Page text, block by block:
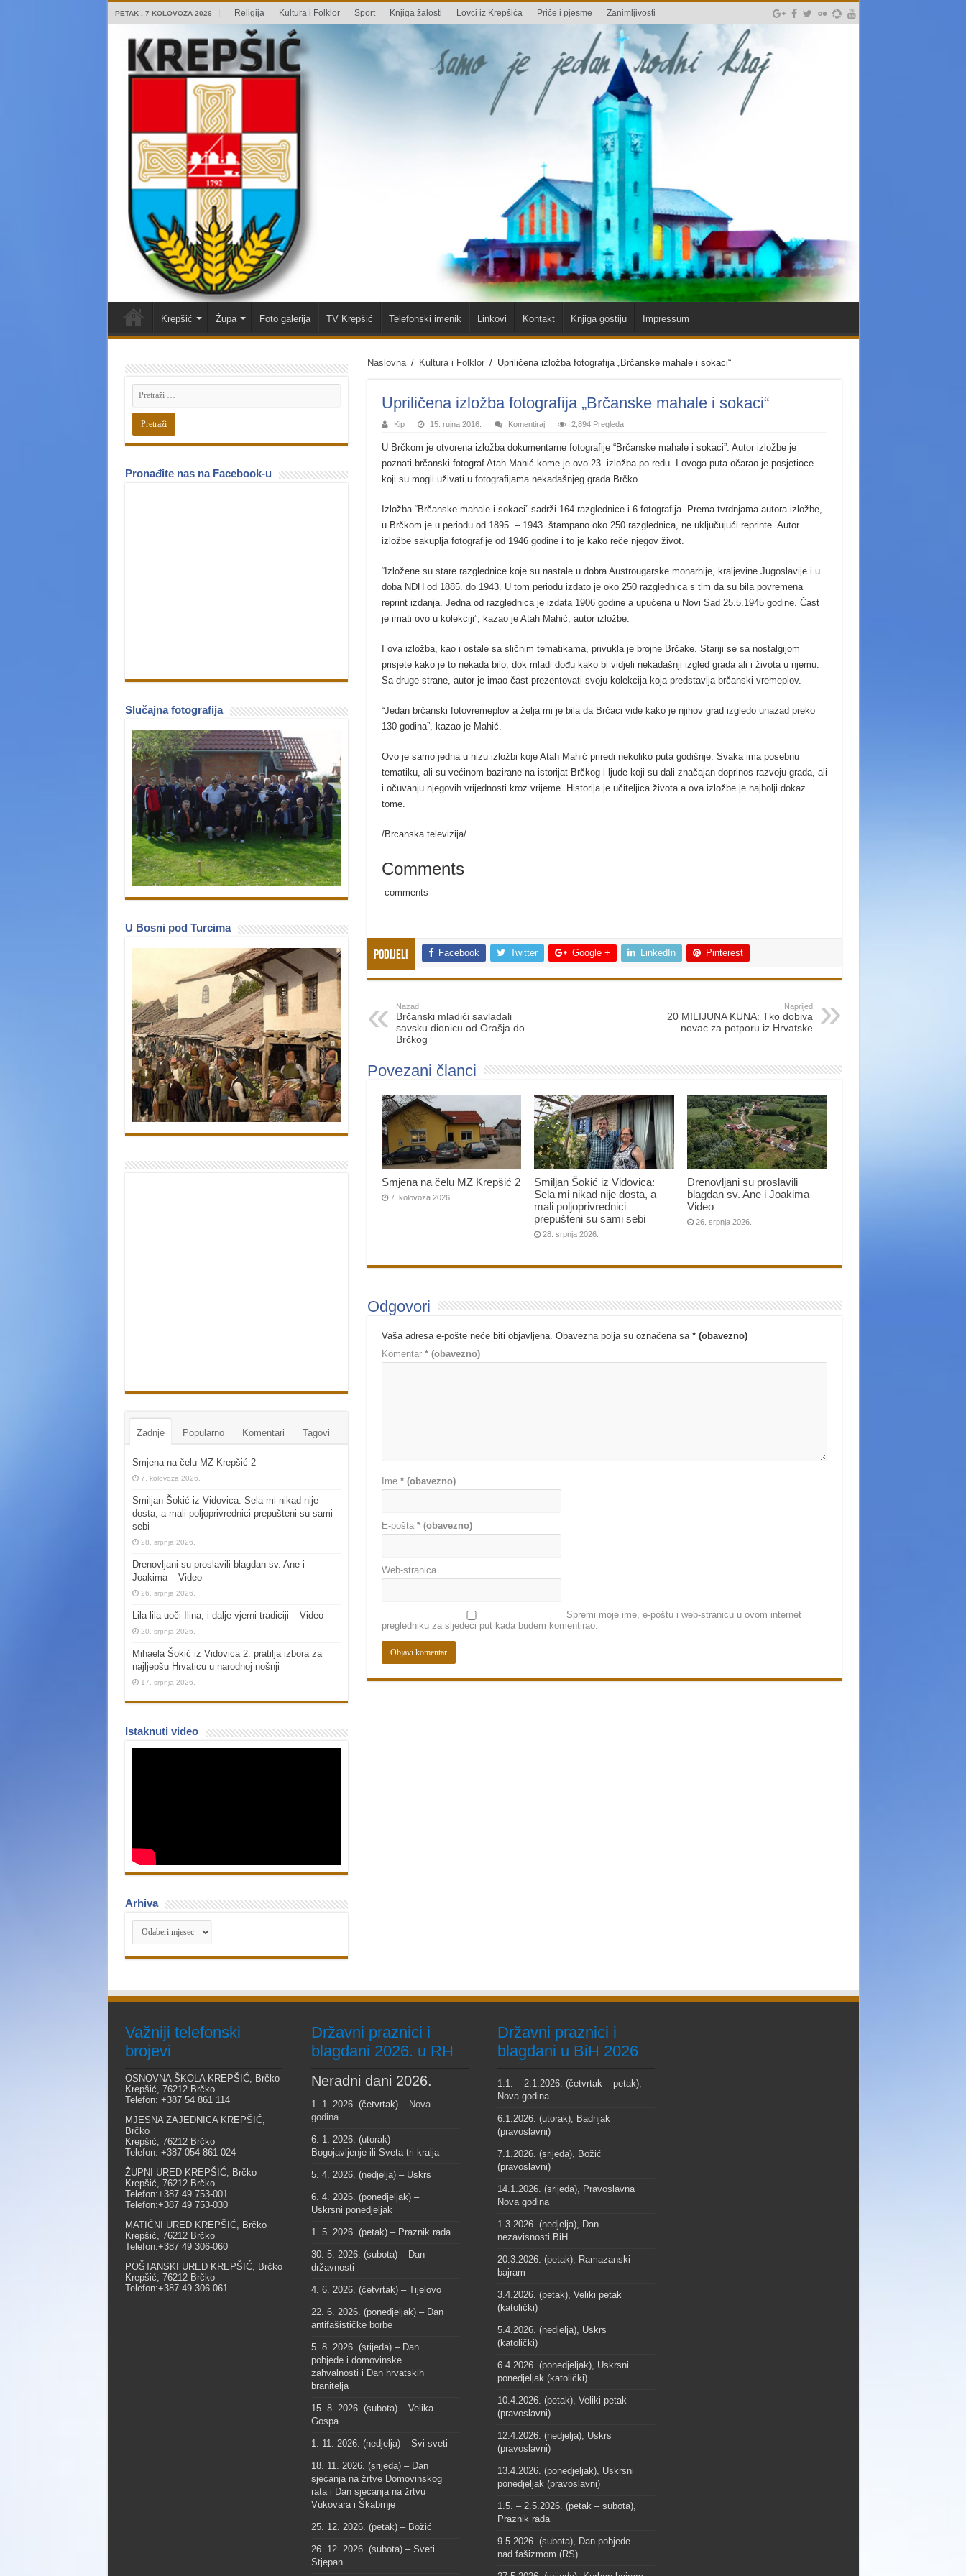
PETAK , 7 KOLOVOZA 2026 Religija Kultura i Folklor Sport Knjiga žalosti Lovci iz Krepšića Priče i pjesme Zanimljivosti
Krepšić Župa Foto galerija TV Krepšić Telefonski imenik Linkovi Kontakt Knjiga gostiju Impressum
Naslovna / Kultura i Folklor / Upriličena izložba fotografija „Brčanske mahale i sokaci“
Upriličena izložba fotografija „Brčanske mahale i sokaci“
Kip 15. rujna 2016. Komentiraj 2,894 Pregleda
U Brčkom je otvorena izložba dokumentarne fotografije “Brčanske mahale i sokaci”. Autor izložbe je
poznati brčanski fotograf Atah Mahić kome je ovo 23. izložba po redu. I ovoga puta očarao je posjetioce
koji su mogli uživati u fotografijama nekadašnjeg grada Brčko.
Izložba “Brčanske mahale i sokaci” sadrži 164 razglednice i 6 fotografija. Prema tvrdnjama autora izložbe,
u Brčkom je u periodu od 1895. – 1943. štampano oko 250 razglednica, ne uključujući reprinte. Autor
izložbe sakuplja fotografije od 1946 godine i to je kako reče njegov život.
“Izložene su stare razglednice koje su nastale u dobra Austrougarske monarhije, kraljevine Jugoslavije i u
doba NDH od 1885. do 1943. U tom periodu izdato je oko 250 razglednica s tim da su bila povremena
reprint izdanja. Jedna od razglednica je izdata 1906 godine a upućena u Novi Sad 25.5.1945 godine. Čast
je imati ovo u kolekciji”, kazao je Atah Mahić, autor izložbe.
I ova izložba, kao i ostale sa sličnim tematikama, privukla je brojne Brčake. Stariji se sa nostalgijom
prisjete kako je to nekada bilo, dok mladi dođu kako bi vidjeli nekadašnji izgled grada ali i života u njemu.
Sa druge strane, autor je imao čast prezentovati svoju kolekcija koja predstavlja brčanski vremeplov.
“Jedan brčanski fotovremeplov a želja mi je bila da Brčaci vide kako je njihov grad izgledo unazad preko
130 godina”, kazao je Mahić.
Ovo je samo jedna u nizu izložbi koje Atah Mahić priredi nekoliko puta godišnje. Svaka ima posebnu
tematiku, ali su većinom bazirane na istorijat Brčkog i ljude koji su dali značajan doprinos razvoju grada, ali
i očuvanju njegovih vrijednosti kroz vrijeme. Historija je učiteljica života a ova izložbe je najbolji dokaz
tome.
/Brcanska televizija/
Comments
comments
Podijeli Facebook Twitter Google + LinkedIn Pinterest
Nazad
Brčanski mladići savladali
savsku dionicu od Orašja do
Brčkog
Naprijed
20 MILIJUNA KUNA: Tko dobiva
novac za potporu iz Hrvatske
Povezani članci
Smjena na čelu MZ Krepšić 2
7. kolovoza 2026.
Smiljan Šokić iz Vidovica:
Sela mi nikad nije dosta, a
mali poljoprivrednici
prepušteni su sami sebi
28. srpnja 2026.
Drenovljani su proslavili
blagdan sv. Ane i Joakima –
Video
26. srpnja 2026.
Odgovori
Vaša adresa e-pošte neće biti objavljena. Obavezna polja su označena sa * (obavezno)
Komentar * (obavezno)
Ime * (obavezno)
E-pošta * (obavezno)
Web-stranica
Spremi moje ime, e-poštu i web-stranicu u ovom internet
pregledniku za sljedeći put kada budem komentirao.
Pronađite nas na Facebook-u
Slučajna fotografija
U Bosni pod Turcima
Zadnje Popularno Komentari Tagovi
Smjena na čelu MZ Krepšić 2
7. kolovoza 2026.
Smiljan Šokić iz Vidovica: Sela mi nikad nije
dosta, a mali poljoprivrednici prepušteni su sami
sebi
28. srpnja 2026.
Drenovljani su proslavili blagdan sv. Ane i
Joakima – Video
26. srpnja 2026.
Lila lila uoči Ilina, i dalje vjerni tradiciji – Video
20. srpnja 2026.
Mihaela Šokić iz Vidovica 2. pratilja izbora za
najljepšu Hrvaticu u narodnoj nošnji
17. srpnja 2026.
Istaknuti video
Arhiva
Arhiva
Važniji telefonski
brojevi
OSNOVNA ŠKOLA KREPŠIĆ, Brčko
Krepšić, 76212 Brčko
Telefon: +387 54 861 114
MJESNA ZAJEDNICA KREPŠIĆ,
Brčko
Krepšić, 76212 Brčko
Telefon: +387 054 861 024
ŽUPNI URED KREPŠIĆ, Brčko
Krepšić, 76212 Brčko
Telefon:+387 49 753-001
Telefon:+387 49 753-030
MATIČNI URED KREPŠIĆ, Brčko
Krepšić, 76212 Brčko
Telefon:+387 49 306-060
POŠTANSKI URED KREPŠIĆ, Brčko
Krepšić, 76212 Brčko
Telefon:+387 49 306-061
Državni praznici i
blagdani 2026. u RH
Neradni dani 2026.
1. 1. 2026. (četvrtak) – Nova
godina
6. 1. 2026. (utorak) –
Bogojavljenje ili Sveta tri kralja
5. 4. 2026. (nedjelja) – Uskrs
6. 4. 2026. (ponedjeljak) –
Uskrsni ponedjeljak
1. 5. 2026. (petak) – Praznik rada
30. 5. 2026. (subota) – Dan
državnosti
4. 6. 2026. (četvrtak) – Tijelovo
22. 6. 2026. (ponedjeljak) – Dan
antifašističke borbe
5. 8. 2026. (srijeda) – Dan
pobjede i domovinske
zahvalnosti i Dan hrvatskih
branitelja
15. 8. 2026. (subota) – Velika
Gospa
1. 11. 2026. (nedjelja) – Svi sveti
18. 11. 2026. (srijeda) – Dan
sjećanja na žrtve Domovinskog
rata i Dan sjećanja na žrtvu
Vukovara i Škabrnje
25. 12. 2026. (petak) – Božić
26. 12. 2026. (subota) – Sveti
Stjepan
Državni praznici i
blagdani u BiH 2026
1.1. – 2.1.2026. (četvrtak – petak),
Nova godina
6.1.2026. (utorak), Badnjak
(pravoslavni)
7.1.2026. (srijeda), Božić
(pravoslavni)
14.1.2026. (srijeda), Pravoslavna
Nova godina
1.3.2026. (nedjelja), Dan
nezavisnosti BiH
20.3.2026. (petak), Ramazanski
bajram
3.4.2026. (petak), Veliki petak
(katolički)
5.4.2026. (nedjelja), Uskrs
(katolički)
6.4.2026. (ponedjeljak), Uskrsni
ponedjeljak (katolički)
10.4.2026. (petak), Veliki petak
(pravoslavni)
12.4.2026. (nedjelja), Uskrs
(pravoslavni)
13.4.2026. (ponedjeljak), Uskrsni
ponedjeljak (pravoslavni)
1.5. – 2.5.2026. (petak – subota),
Praznik rada
9.5.2026. (subota), Dan pobjede
nad fašizmom (RS)